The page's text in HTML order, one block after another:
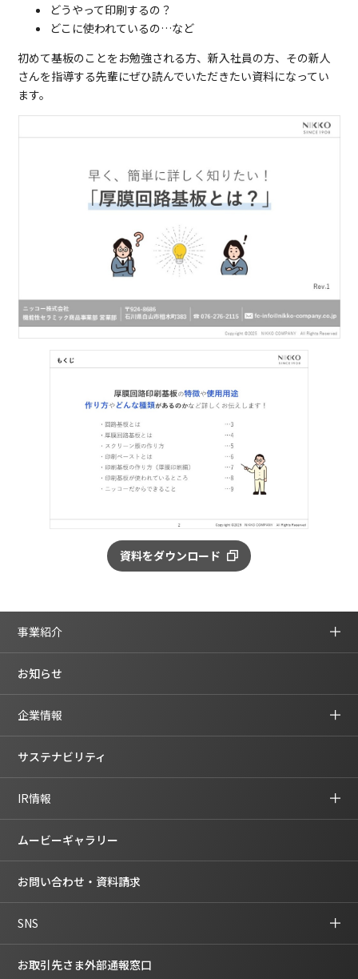
どうやって印刷するの？
どこに使われているの…など
初めて基板のことをお勉強される方、新入社員の方、その新人
さんを指導する先輩にぜひ読んでいただきたい資料になってい
ます。
資料をダウンロード
事業紹介
お知らせ
企業情報
サステナビリティ
IR情報
ムービーギャラリー
お問い合わせ・資料請求
SNS
お取引先さま外部通報窓口